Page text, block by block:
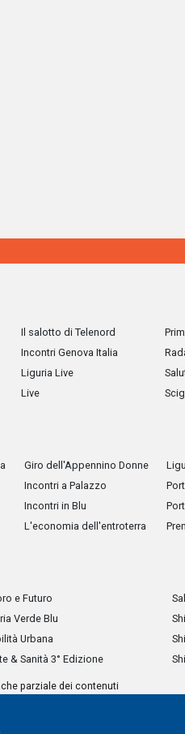
Il salotto di Telenord
Incontri Genova Italia
Liguria Live
Live
Giro dell'Appennino Donne
Incontri a Palazzo
Incontri in Blu
L'economia dell'entroterra
e Futuro
Verde Blu
Urbana
& Sanità 3° Edizione
parziale dei contenuti